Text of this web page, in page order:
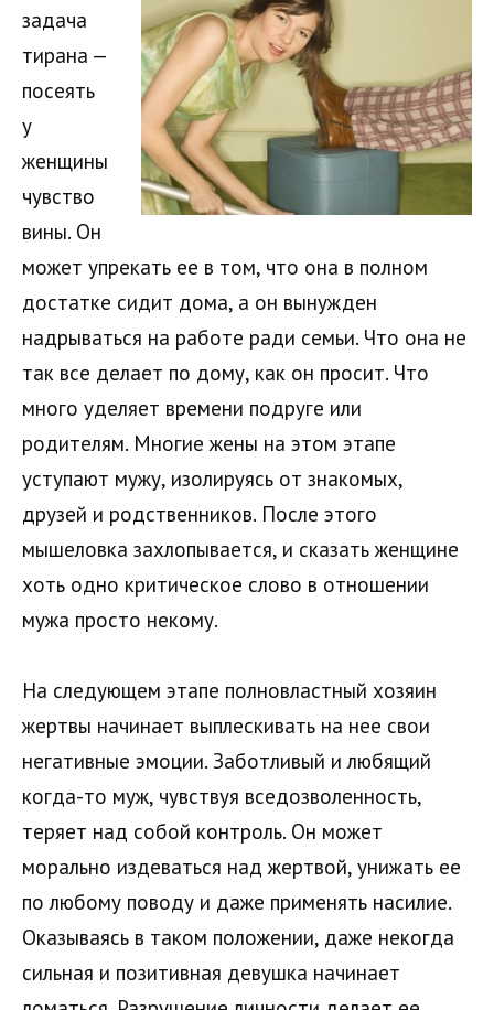
задача
тирана —
посеять
у
женщины
чувство
вины. Он
может упрекать ее в том, что она в полном
достатке сидит дома, а он вынужден
надрываться на работе ради семьи. Что она не
так все делает по дому, как он просит. Что
много уделяет времени подруге или
родителям. Многие жены на этом этапе
уступают мужу, изолируясь от знакомых,
друзей и родственников. После этого
мышеловка захлопывается, и сказать женщине
хоть одно критическое слово в отношении
мужа просто некому.
На следующем этапе полновластный хозяин
жертвы начинает выплескивать на нее свои
негативные эмоции. Заботливый и любящий
когда-то муж, чувствуя вседозволенность,
теряет над собой контроль. Он может
морально издеваться над жертвой, унижать ее
по любому поводу и даже применять насилие.
Оказываясь в таком положении, даже некогда
сильная и позитивная девушка начинает